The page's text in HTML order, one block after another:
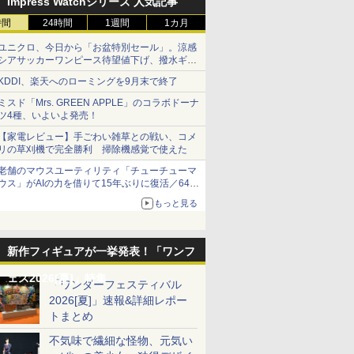
24時間 1週間 1カ月
ニクロ、今日から「お盆特別セール」。涼感
アサッカーワンピース待望値下げ、撥水ギア
ョーツは1990円に
、楽天へのローミングを9月末で終了
スド「Mrs. GREEN APPLE」のコラボドーナ
4種、いよいよ発売！
家電レビュー】手ごわい雑草との戦い、コメ
の草刈機で完全勝利 掃除機感覚で使えた
舗のマウスユーティリティ「チューチューマ
ス」がAIの力を借りて15年ぶりに復活／64bit
、Windows 10/11、「Chrome」も走り回
。復活記念で2026年末まで500円
もっと見る
新作フィギュアが一挙発表！「ワンフ
ェス2026[夏]」特集「ワンダーフェスティバル
2026[夏]」速報&詳細レポー
トまとめ
不気味で繊細な怪物、元気い